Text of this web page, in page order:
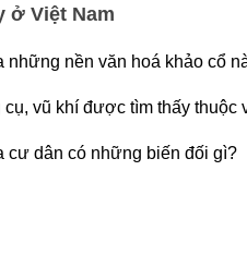
ở Việt Nam
những nền văn hoá khảo cổ
vũ khí được tìm thấy thuộc
cư dân có những biến đối gì?